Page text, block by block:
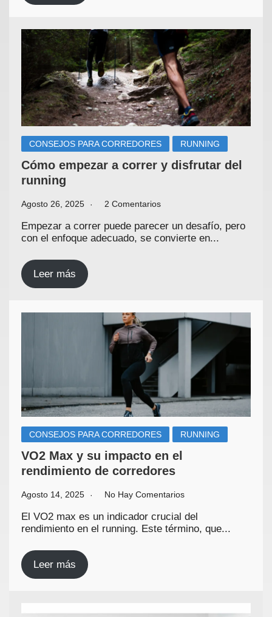
CONSEJOS PARA CORREDORES RUNNING
Cómo empezar a correr y disfrutar del
running
Agosto 26, 2025 2 Comentarios
Empezar a correr puede parecer un desafío, pero
con el enfoque adecuado, se convierte en...
Leer más
CONSEJOS PARA CORREDORES RUNNING
VO2 Max y su impacto en el
rendimiento de corredores
Agosto 14, 2025 No Hay Comentarios
El VO2 max es un indicador crucial del
rendimiento en el running. Este término, que...
Leer más